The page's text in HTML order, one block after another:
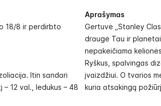
18/8 ir perdirbto
Itin sandari
12 val., ledukus – 48
Aprašymas
Gertuvė „Stanley
draugė Tau ir
nepakeičiama
Ryškus, spalvingas
įvaizdžiui. O tvarios
kuria atsakingą